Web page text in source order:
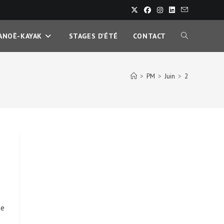
KAYAK STAGES D’ÉTÉ CONTACT TOGGLE
> PM > Juin > 2